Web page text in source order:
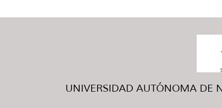
UNIVERSIDAD AUTÓNOMA DE